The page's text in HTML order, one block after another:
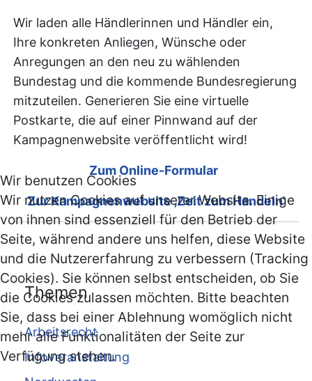
Wir laden alle Händlerinnen und Händler ein,
Ihre konkreten Anliegen, Wünsche oder
Anregungen an den neu zu wählenden
Bundestag und die kommende Bundesregierung
mitzuteilen. Generieren Sie eine virtuelle
Postkarte, die auf einer Pinnwand auf der
Kampagnenwebsite veröffentlicht wird!
Zum Online-Formular
Zur Kampagnenwebsite ‚Zeit zum Handeln‘
Themen
Arbeitsrecht
Infoveranstaltung
Wir benutzen Cookies
Wir nutzen Cookies auf unserer Website. Einige
von ihnen sind essenziell für den Betrieb der
Seite, während andere uns helfen, diese Website
und die Nutzererfahrung zu verbessern (Tracking
Cookies). Sie können selbst entscheiden, ob Sie
die Cookies zulassen möchten. Bitte beachten
Sie, dass bei einer Ablehnung womöglich nicht
mehr alle Funktionalitäten der Seite zur
Verfügung stehen.